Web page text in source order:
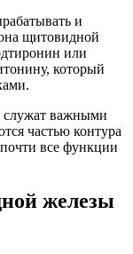
и
щитовидной
или
который
служат важными
частью контура
все функции
железы